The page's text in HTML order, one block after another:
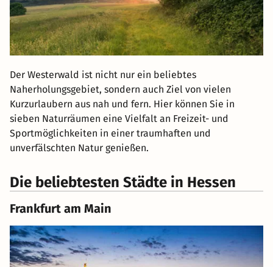
Der Westerwald ist nicht nur ein beliebtes
Naherholungsgebiet, sondern auch Ziel von vielen
Kurzurlaubern aus nah und fern. Hier können Sie in
sieben Naturräumen eine Vielfalt an Freizeit- und
Sportmöglichkeiten in einer traumhaften und
unverfälschten Natur genießen.
Die beliebtesten Städte in Hessen
Frankfurt am Main